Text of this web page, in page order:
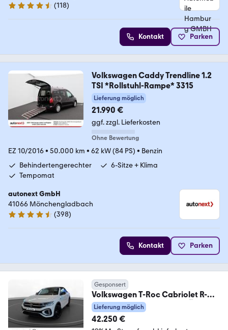
4.6 Sterne
(118)
Kontakt Parken
Volkswagen Caddy Trendline 1.2
TSI *Rollstuhl-Rampe* 3315
Lieferung möglich
21.990 €
ggf. zzgl. Lieferkosten
Ohne Bewertung
EZ 10/2016• 50.000 km • 62 kW (84 PS) • Benzin
Behindertengerechter
6-Sitze + Klima
Tempomat
autonext GmbH
41066 Mönchengladbach
4.7 Sterne
(398)
Kontakt Parken
Gesponsert
Volkswagen T-Roc Cabriolet R-
Line 150 PS DSG | AHZV. | RÜKA
Lieferung möglich
42.250 €